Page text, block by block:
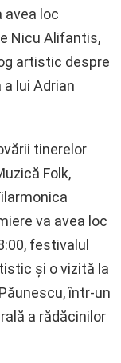
avea loc
Nicu Alifantis,
artistic despre
lui Adrian
tinerelor
Folk,
va avea loc
festivalul
și o vizită la
într-un
a rădăcinilor